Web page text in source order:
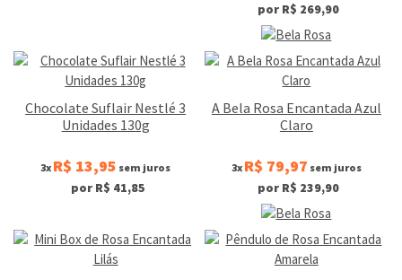
por R$ 269,90
Chocolate Suflair Nestlé 3
Unidades 130g
3x R$ 13,95 sem juros
por R$ 41,85
A Bela Rosa Encantada Azul
Claro
3x R$ 79,97 sem juros
por R$ 239,90